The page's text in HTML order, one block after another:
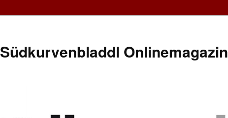
Südkurvenbladdl Onlinemagazin